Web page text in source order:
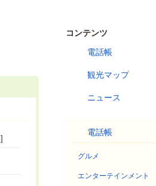
]
コンテンツ
電話帳
観光マップ
ニュース
電話帳
グルメ
エンターテインメント